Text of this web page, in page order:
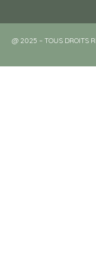
@ 2025 – TOUS DROITS